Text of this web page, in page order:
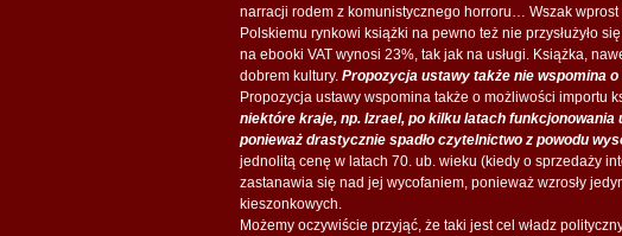
narracji rodem z komunistycznego horroru… Wszak
Polskiemu rynkowi książki na pewno też nie przysłużyło
na ebooki VAT wynosi 23%, tak jak na usługi. Książka,
dobrem kultury. Propozycja ustawy także nie wspomina o
Propozycja ustawy wspomina także o możliwości importu
niektóre kraje, np. Izrael, po kilku latach
ponieważ drastycznie spadło czytelnictwo z powodu
jednolitą cenę w latach 70. ub. wieku (kiedy o sprzedaży
zastanawia się nad jej wycofaniem, ponieważ wzrosły
kieszonkowych.
Możemy oczywiście przyjąć, że taki jest cel władz